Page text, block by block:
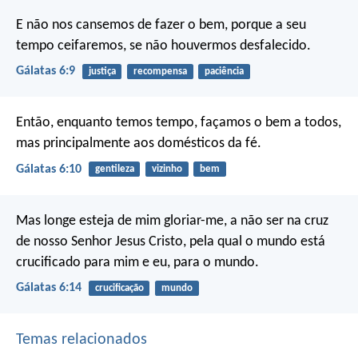
E não nos cansemos de fazer o bem, porque a seu
tempo ceifaremos, se não houvermos desfalecido.
Gálatas 6:9 justiça recompensa paciência
Então, enquanto temos tempo, façamos o bem a todos,
mas principalmente aos domésticos da fé.
Gálatas 6:10 gentileza vizinho bem
Mas longe esteja de mim gloriar-me, a não ser na cruz
de nosso Senhor Jesus Cristo, pela qual o mundo está
crucificado para mim e eu, para o mundo.
Gálatas 6:14 crucificação mundo
Temas relacionados